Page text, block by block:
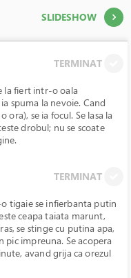
SLIDESHOW
TERMINAT
la fiert intr-o oala
spuma la nevoie. Cand
se ia focul. Se lasa la
drobul; nu se scoate
TERMINAT
tigaie se infierbanta putin
ceapa taiata marunt,
se stinge cu putina apa,
pic impreuna. Se acopera
avand grija ca orezul